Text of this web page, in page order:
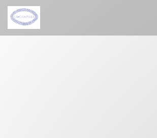
Panel pro správu cookies